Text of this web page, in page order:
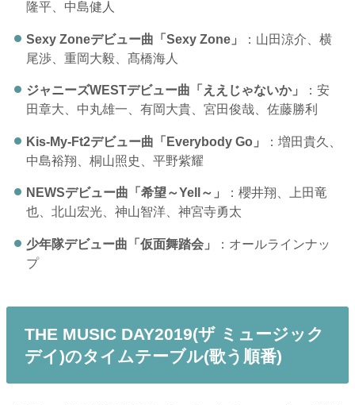
隆平、中島健人
Sexy Zoneデビュー曲「Sexy Zone」
：山田涼介、横
尾渉、重岡大毅、髙橋海人
ジャニーズWESTデビュー曲「ええじゃないか」
：安
田章大、中丸雄一、有岡大貴、宮田俊哉、佐藤勝利
Kis-My-Ft2デビュー曲「Everybody Go」
：増田貴久、
中島裕翔、桐山照史、平野紫耀
NEWSデビュー曲「希望～Yell～」
：櫻井翔、上田竜
也、北山宏光、神山智洋、神宮寺勇太
少年隊デビュー曲「仮面舞踏会」
：オールラインナッ
プ
THE MUSIC DAY2019(ザ ミュージック
デイ)のタイムテーブル(歌う順番)